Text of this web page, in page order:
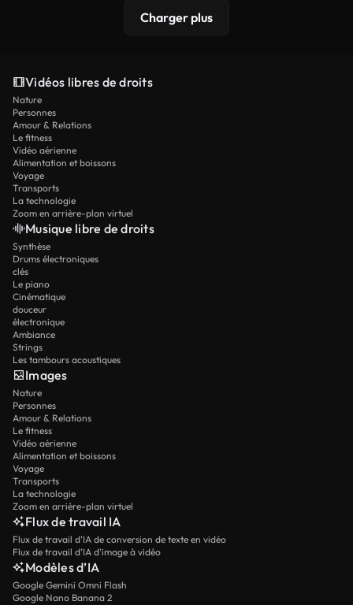
Charger plus
Vidéos libres de droits
Nature
Personnes
Amour & Relations
Le fitness
Vidéo aérienne
Alimentation et boissons
Voyage
Transports
La technologie
Zoom en arrière-plan virtuel
Musique libre de droits
Synthèse
Drums électroniques
clés
Le piano
Cinématique
douceur
électronique
Ambiance
Strings
Les tambours acoustiques
Images
Nature
Personnes
Amour & Relations
Le fitness
Vidéo aérienne
Alimentation et boissons
Voyage
Transports
La technologie
Zoom en arrière-plan virtuel
Flux de travail IA
Flux de travail d’IA de conversion de texte en vidéo
Flux de travail d’IA d’image à vidéo
Modèles d’IA
Google Gemini Omni Flash
Google Nano Banana 2